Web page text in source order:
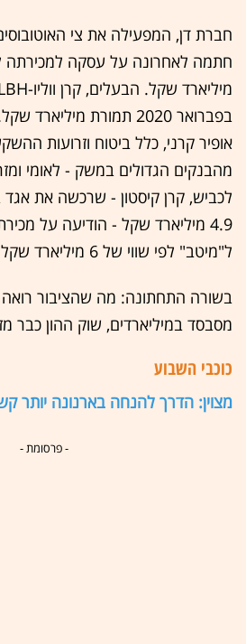
חברת דן, המפעילה את צי
בפברואר 2020 תמורת
אופיר קרני, כלל ביטוח וזרועות
מהבנקים הגדולים במשק - לאומי
ל"מיטב" לפי שווי של 6 מיליארד שקל.
בשורה התחתונה: מה שהציבור רואה
מסבסד במיליארדים, שוק ההון כבר
כוכבי השבוע
מצוין: הדרך להנחה בארנונה יותר
- פרסומת -